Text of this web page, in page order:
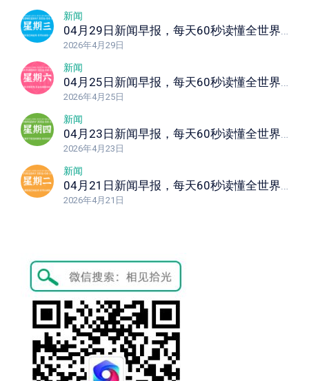
新闻
04月29日新闻早报，每天60秒读懂全世界！
2026年4月29日
新闻
04月25日新闻早报，每天60秒读懂全世界！
2026年4月25日
新闻
04月23日新闻早报，每天60秒读懂全世界！
2026年4月23日
新闻
04月21日新闻早报，每天60秒读懂全世界！
2026年4月21日